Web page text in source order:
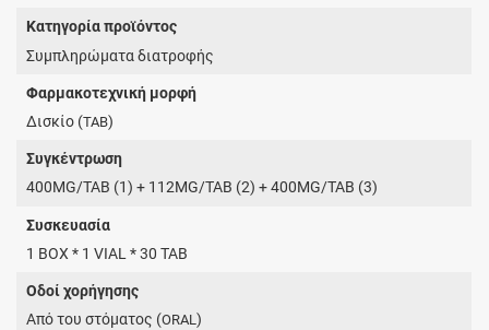
Κατηγορία προϊόντος
Συμπληρώματα διατροφής
Φαρμακοτεχνική μορφή
Δισκίο (TAB)
Συγκέντρωση
400MG/TAB (1) + 112MG/TAB (2) + 400MG/TAB (3)
Συσκευασία
1 BOX * 1 VIAL * 30 TAB
Οδοί χορήγησης
Από του στόματος (ORAL)